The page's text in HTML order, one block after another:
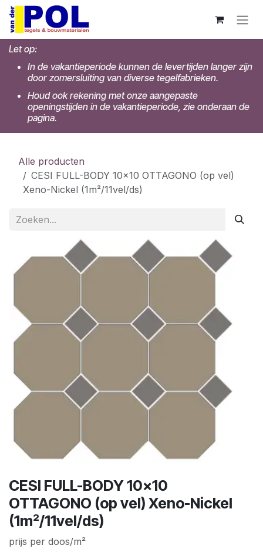
Overslaan naar inhoud
Let op:
In de vakantieperiode kunnen de levertijden langer zijn
door zomersluiting van diverse tegelfabrieken.
Houd ook rekening met onze aangepaste
openingstijden in de vakantieperiode, zie onderaan de
pagina.
Alle producten
CESI FULL-BODY 10x10 OTTAGONO (op vel)
Xeno-Nickel (1m²/11vel/ds)
CESI FULL-BODY 10x10
OTTAGONO (op vel) Xeno-Nickel
(1m²/11vel/ds)
prijs per doos/m²